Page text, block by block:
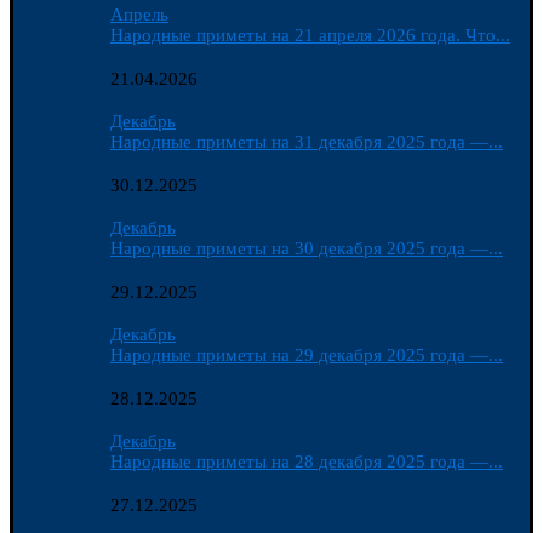
Апрель
Народные приметы на 21 апреля 2026 года. Что...
21.04.2026
Декабрь
Народные приметы на 31 декабря 2025 года —...
30.12.2025
Декабрь
Народные приметы на 30 декабря 2025 года —...
29.12.2025
Декабрь
Народные приметы на 29 декабря 2025 года —...
28.12.2025
Декабрь
Народные приметы на 28 декабря 2025 года —...
27.12.2025